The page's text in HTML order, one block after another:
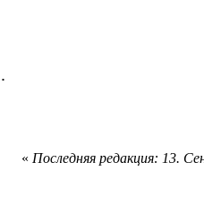
.
« Последняя редакция: 13.